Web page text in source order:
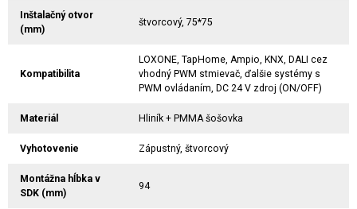
Inštalačný otvor
(mm)
štvorcový, 75*75
Kompatibilita
LOXONE, TapHome, Ampio, KNX, DALI cez
vhodný PWM stmievač, ďalšie systémy s
PWM ovládaním, DC 24 V zdroj (ON/OFF)
Materiál Hliník + PMMA šošovka
Vyhotovenie Zápustný, štvorcový
Montážna hĺbka v
SDK (mm)
94